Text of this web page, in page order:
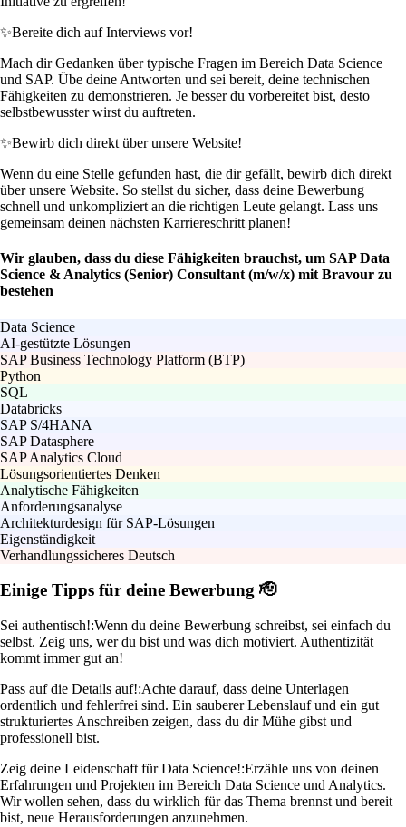
✨Bereite dich auf Interviews vor!
Mach dir Gedanken über typische Fragen im Bereich Data Science
und SAP. Übe deine Antworten und sei bereit, deine technischen
Fähigkeiten zu demonstrieren. Je besser du vorbereitet bist, desto
selbstbewusster wirst du auftreten.
✨Bewirb dich direkt über unsere Website!
Wenn du eine Stelle gefunden hast, die dir gefällt, bewirb dich direkt
über unsere Website. So stellst du sicher, dass deine Bewerbung
schnell und unkompliziert an die richtigen Leute gelangt. Lass uns
gemeinsam deinen nächsten Karriereschritt planen!
Wir glauben, dass du diese Fähigkeiten brauchst, um SAP Data
Science & Analytics (Senior) Consultant (m/w/x) mit Bravour zu
bestehen
Data Science
AI-gestützte Lösungen
SAP Business Technology Platform (BTP)
Python
SQL
Databricks
SAP S/4HANA
SAP Datasphere
SAP Analytics Cloud
Lösungsorientiertes Denken
Analytische Fähigkeiten
Anforderungsanalyse
Architekturdesign für SAP-Lösungen
Eigenständigkeit
Verhandlungssicheres Deutsch
Einige Tipps für deine Bewerbung 🫡
Sei authentisch!:Wenn du deine Bewerbung schreibst, sei einfach du
selbst. Zeig uns, wer du bist und was dich motiviert. Authentizität
kommt immer gut an!
Pass auf die Details auf!:Achte darauf, dass deine Unterlagen
ordentlich und fehlerfrei sind. Ein sauberer Lebenslauf und ein gut
strukturiertes Anschreiben zeigen, dass du dir Mühe gibst und
professionell bist.
Zeig deine Leidenschaft für Data Science!:Erzähle uns von deinen
Erfahrungen und Projekten im Bereich Data Science und Analytics.
Wir wollen sehen, dass du wirklich für das Thema brennst und bereit
bist, neue Herausforderungen anzunehmen.